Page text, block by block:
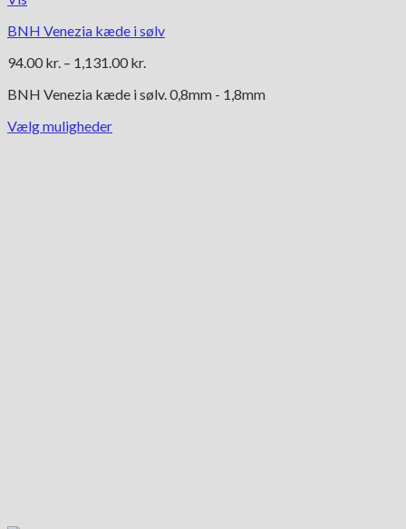
BNH Venezia kæde i sølv
94.00 kr. – 1,131.00 kr.
til
BNH Venezia kæde i sølv. 0,8mm - 1,8mm
Vælg muligheder